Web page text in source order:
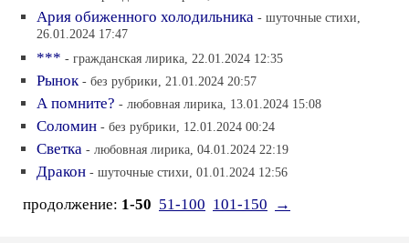
Ария обиженного холодильника - шуточные стихи,
26.01.2024 17:47
*** - гражданская лирика, 22.01.2024 12:35
Рынок - без рубрики, 21.01.2024 20:57
А помните? - любовная лирика, 13.01.2024 15:08
Соломин - без рубрики, 12.01.2024 00:24
Светка - любовная лирика, 04.01.2024 22:19
Дракон - шуточные стихи, 01.01.2024 12:56
продолжение: 1-50 51-100 101-150 →